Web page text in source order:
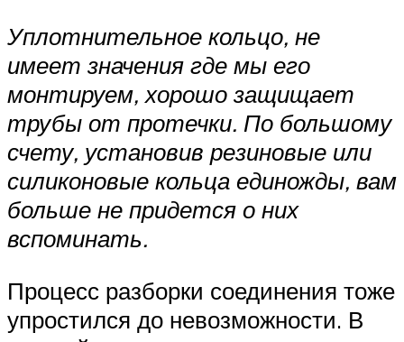
Уплотнительное кольцо, не
имеет значения где мы его
монтируем, хорошо защищает
трубы от протечки. По большому
счету, установив резиновые или
силиконовые кольца единожды, вам
больше не придется о них
вспоминать.
Процесс разборки соединения тоже
упростился до невозможности. В